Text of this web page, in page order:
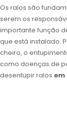
Os ralos são
serem os
importante função
que está instalado.
cheiro, o
como doenças de
desentupir ralos em